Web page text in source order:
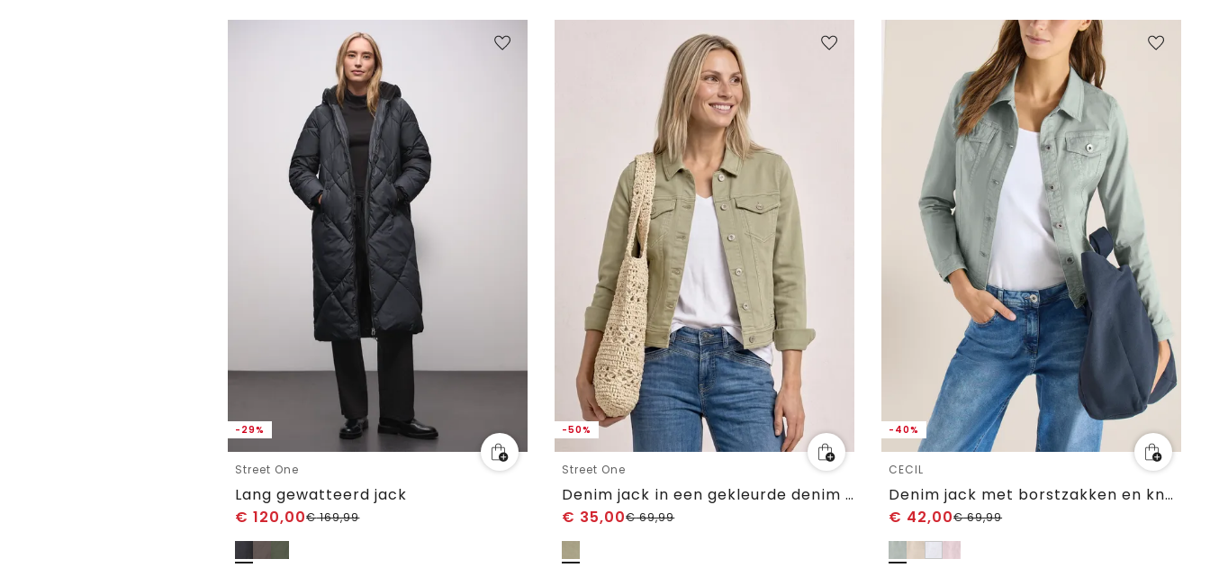
-29%
Street One
Lang gewatteerd jack
€ 120,00€169,99
-50%
Street One
Denim jack in een gekleurde denim look
€ 35,00€69,99
-40%
CECIL
Denim jack met borstzakken en knopen
€ 42,00€69,99